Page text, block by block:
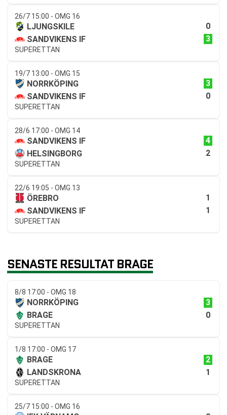
26/7 15:00 - OMG 16
LJUNGSKILE
0
SANDVIKENS IF
3
SUPERETTAN
19/7 13:00 - OMG 15
NORRKÖPING
3
SANDVIKENS IF
0
SUPERETTAN
28/6 17:00 - OMG 14
SANDVIKENS IF
4
HELSINGBORG
2
SUPERETTAN
22/6 19:05 - OMG 13
ÖREBRO
1
SANDVIKENS IF
1
SUPERETTAN
SENASTE RESULTAT BRAGE
8/8 17:00 - OMG 18
NORRKÖPING
3
BRAGE
0
SUPERETTAN
1/8 17:00 - OMG 17
BRAGE
2
LANDSKRONA
1
SUPERETTAN
25/7 15:00 - OMG 16